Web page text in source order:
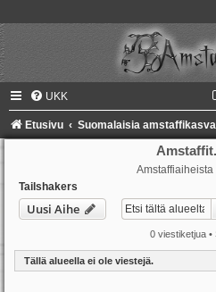
UKK
Etusivu Suomalaisia
Amstaffiaiheista
Tailshakers
Uusi Aihe
0 viestiketjua •
Tällä alueella ei ole viestejä.